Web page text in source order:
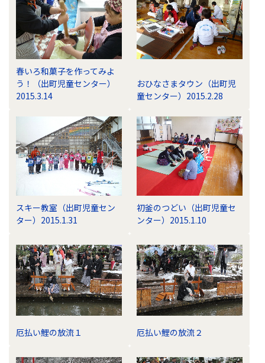
春いろ和菓子を作ってみよ
う！（出町児童センター）
2015.3.14
おひなさまタウン（出町児
童センター）2015.2.28
スキー教室（出町児童セン
ター）2015.1.31
初釜のつどい（出町児童セ
ンター）2015.1.10
厄払い鯉の放流１ 厄払い鯉の放流２